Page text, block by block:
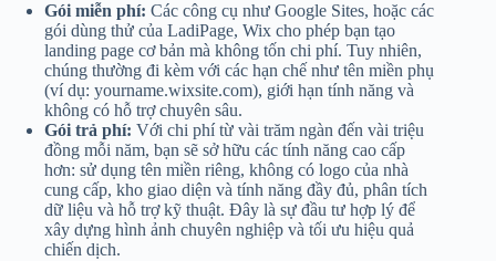
Gói miễn phí: Các công cụ như Google Sites, hoặc các
gói dùng thử của LadiPage, Wix cho phép bạn tạo
landing page cơ bản mà không tốn chi phí. Tuy nhiên,
chúng thường đi kèm với các hạn chế như tên miền phụ
(ví dụ: yourname.wixsite.com), giới hạn tính năng và
không có hỗ trợ chuyên sâu.
Gói trả phí: Với chi phí từ vài trăm ngàn đến vài triệu
đồng mỗi năm, bạn sẽ sở hữu các tính năng cao cấp
hơn: sử dụng tên miền riêng, không có logo của nhà
cung cấp, kho giao diện và tính năng đầy đủ, phân tích
dữ liệu và hỗ trợ kỹ thuật. Đây là sự đầu tư hợp lý để
xây dựng hình ảnh chuyên nghiệp và tối ưu hiệu quả
chiến dịch.